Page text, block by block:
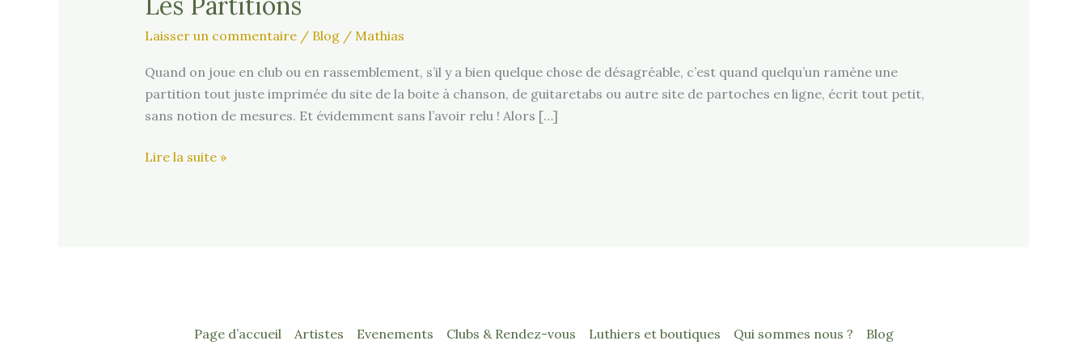
Laisser un commentaire / Blog/ Mathias
Quand on joue en club ou en rassemblement, s’il y a bien quelque chose de désagréable, c’est quand quelqu’un ramène une
partition tout juste imprimée du site de la boite à chanson, de guitaretabs ou autre site de partoches en ligne, écrit tout petit,
sans notion de mesures. Et évidemment sans l’avoir relu ! Alors […]
Les
Lire la suite »
Page d’accueil Artistes Evenements Clubs & Rendez-vous Luthiers et boutiques Qui sommes nous ? Blog